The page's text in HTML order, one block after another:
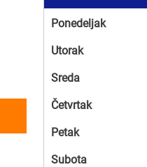
Ponedeljak
Utorak
Sreda
Četvrtak
Petak
Subota